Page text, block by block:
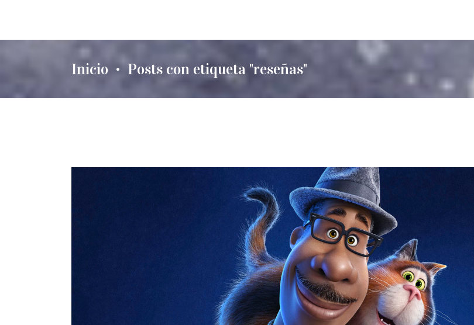
Inicio • Posts con etiqueta "reseñas"